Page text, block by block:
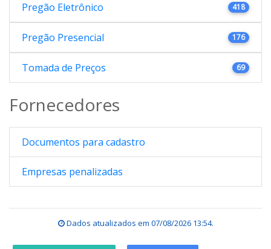
Pregão Eletrônico 418
Pregão Presencial 176
Tomada de Preços 69
Fornecedores
Documentos para cadastro
Empresas penalizadas
Dados atualizados em 07/08/2026 13:54.